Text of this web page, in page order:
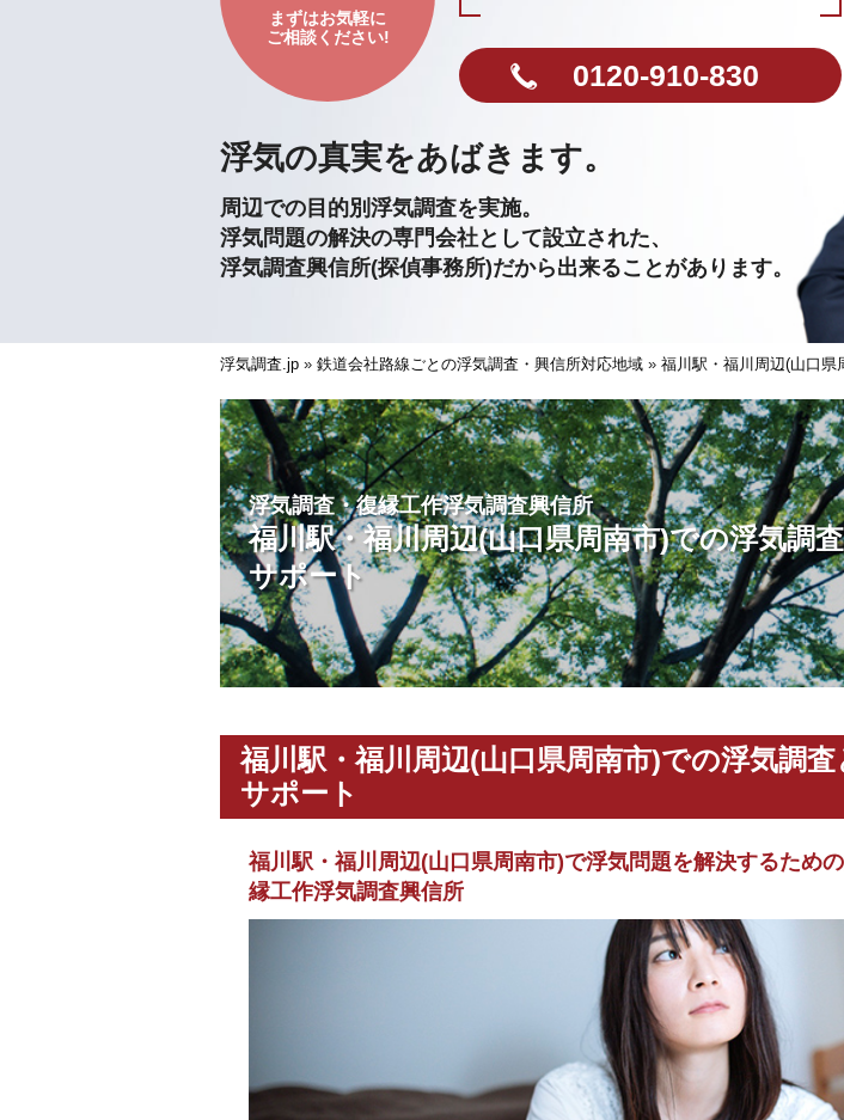
まずはお気軽に
ご相談ください!
0120-910-830
浮気の真実をあばきます。
周辺での目的別浮気調査を実施。
浮気問題の解決の専門会社として設立された、
浮気調査興信所(探偵事務所)だから出来ることがあります。
浮気調査.jp » 鉄道会社路線ごとの浮気調査・興信所対応地域 » 福川駅・福川周辺(山口県
浮気調査・復縁工作浮気調査興信所
福川駅・福川周辺(山口県周南市)での浮気調
サポート
福川駅・福川周辺(山口県周南市)での浮気調査
サポート
福川駅・福川周辺(山口県周南市)で浮気問題を解決するため
縁工作浮気調査興信所